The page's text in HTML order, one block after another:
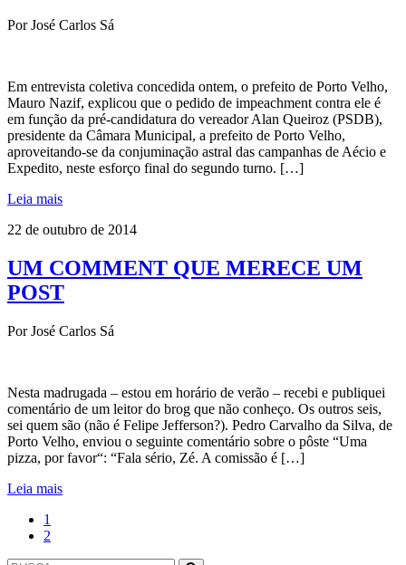
Por José Carlos Sá
Em entrevista coletiva concedida ontem, o prefeito de Porto Velho,
Mauro Nazif, explicou que o pedido de impeachment contra ele é
em função da pré-candidatura do vereador Alan Queiroz (PSDB),
presidente da Câmara Municipal, a prefeito de Porto Velho,
aproveitando-se da conjuminação astral das campanhas de Aécio e
Expedito, neste esforço final do segundo turno. […]
Leia mais
22 de outubro de 2014
UM COMMENT QUE MERECE UM
POST
Por José Carlos Sá
Nesta madrugada – estou em horário de verão – recebi e publiquei
comentário de um leitor do brog que não conheço. Os outros seis,
sei quem são (não é Felipe Jefferson?). Pedro Carvalho da Silva, de
Porto Velho, enviou o seguinte comentário sobre o pôste “Uma
pizza, por favor“: “Fala sério, Zé. A comissão é […]
Leia mais
1
2